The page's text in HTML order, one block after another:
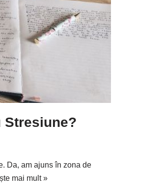
Stresiune?
Da, am ajuns în zona de
mai mult »